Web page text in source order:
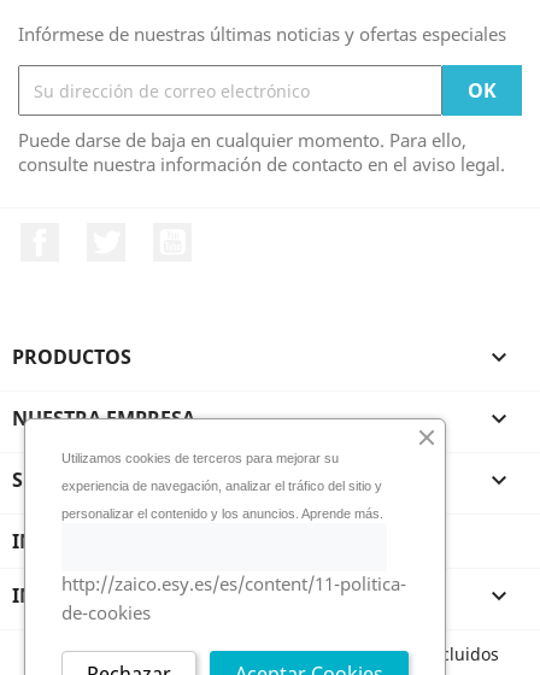
Infórmese de nuestras últimas noticias y ofertas especiales
Puede darse de baja en cualquier momento. Para ello,
consulte nuestra información de contacto en el aviso legal.
PRODUCTOS 
NUESTRA EMPRESA 
SU CUENTA 
INFORMACIÓN DE LA TIENDA
INFORMACIÓN 
Todos los precios son indicados con impuestos incluidos
Utilizamos cookies de terceros para mejorar su
experiencia de navegación, analizar el tráfico del sitio y
personalizar el contenido y los anuncios. Aprende más.
http://zaico.esy.es/es/content/11-politica-
de-cookies